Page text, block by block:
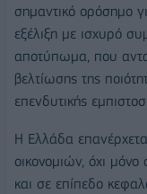
σημαντικό ορόσημο
εξέλιξη με ισχυρό
αποτύπωμα, που
βελτίωσης της
επενδυτικής
Η Ελλάδα
οικονομιών, όχι
και σε επίπεδο